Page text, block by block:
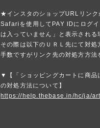
★インスタのショップURLリンク
Safariを使用してPAY IDにログ
は入っていません」と表示される
その際は以下のＵＲＬ先にて対
手数ですがリンク先の対処方方法
▼【「ショッピングカートに商品
の対処方法について】
https://help.thebase.in/hc/ja/